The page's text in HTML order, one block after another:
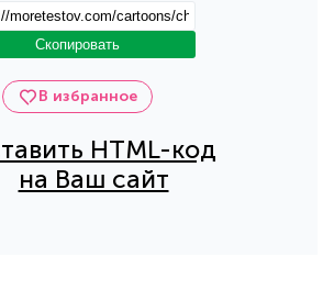
В избранное
HTML-код
на Ваш сайт
Скопировать